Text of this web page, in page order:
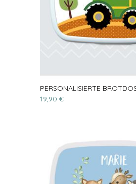
PERSONALISIERTE
19,90 €